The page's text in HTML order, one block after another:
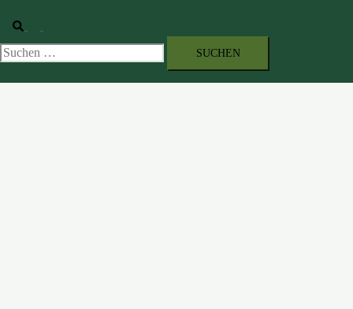
Suche
umschalten
Suchen